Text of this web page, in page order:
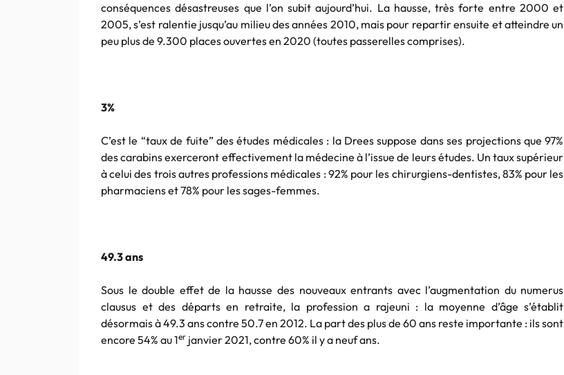
conséquences désastreuses que l’on subit aujourd’hui. La hausse, très forte entre 2000 et
2005, s’est ralentie jusqu’au milieu des années 2010, mais pour repartir ensuite et atteindre un
peu plus de 9.300 places ouvertes en 2020 (toutes passerelles comprises).
3%
C’est le “taux de fuite” des études médicales : la Drees suppose dans ses projections que 97%
des carabins exerceront effectivement la médecine à l’issue de leurs études. Un taux supérieur
à celui des trois autres professions médicales : 92% pour les chirurgiens-dentistes, 83% pour les
pharmaciens et 78% pour les sages-femmes.
49.3 ans
Sous le double effet de la hausse des nouveaux entrants avec l’augmentation du numerus
clausus et des départs en retraite, la profession a rajeuni : la moyenne d’âge s’établit
désormais à 49.3 ans contre 50.7 en 2012. La part des plus de 60 ans reste importante : ils sont
encore 54% au 1er janvier 2021, contre 60% il y a neuf ans.